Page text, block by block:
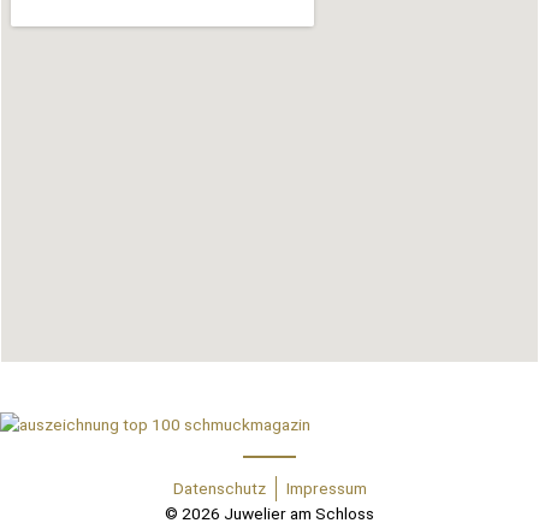
Datenschutz
Impressum
© 2026 Juwelier am Schloss